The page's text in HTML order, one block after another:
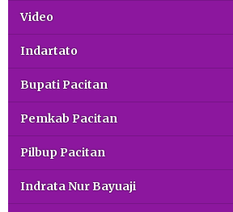
Video
Indartato
Bupati Pacitan
Pemkab Pacitan
Pilbup Pacitan
Indrata Nur Bayuaji